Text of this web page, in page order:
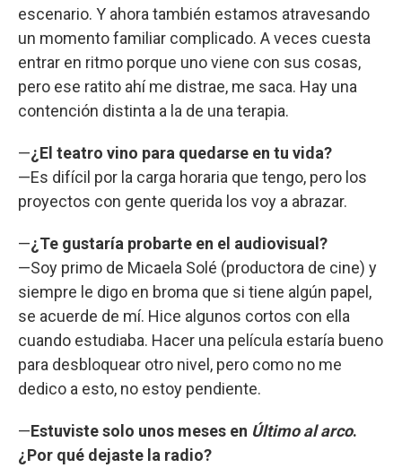
escenario. Y ahora también estamos atravesando
un momento familiar complicado. A veces cuesta
entrar en ritmo porque uno viene con sus cosas,
pero ese ratito ahí me distrae, me saca. Hay una
contención distinta a la de una terapia.
—¿El teatro vino para quedarse en tu vida?
—Es difícil por la carga horaria que tengo, pero los
proyectos con gente querida los voy a abrazar.
—¿Te gustaría probarte en el audiovisual?
—Soy primo de Micaela Solé (productora de cine) y
siempre le digo en broma que si tiene algún papel,
se acuerde de mí. Hice algunos cortos con ella
cuando estudiaba. Hacer una película estaría bueno
para desbloquear otro nivel, pero como no me
dedico a esto, no estoy pendiente.
—Estuviste solo unos meses en Último al arco.
¿Por qué dejaste la radio?